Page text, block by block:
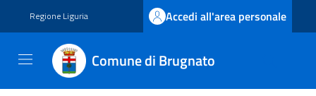
Regione Liguria Accedi all'area personale
Comune di Brugnato